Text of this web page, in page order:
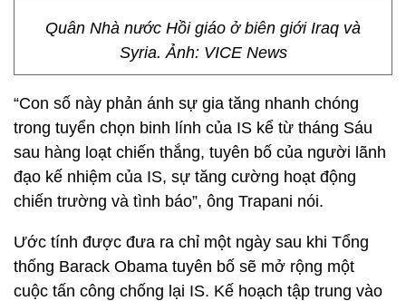
Quân Nhà nước Hồi giáo ở biên giới Iraq và
Syria. Ảnh: VICE News
“Con số này phản ánh sự gia tăng nhanh chóng
trong tuyển chọn binh lính của IS kể từ tháng Sáu
sau hàng loạt chiến thắng, tuyên bố của người lãnh
đạo kế nhiệm của IS, sự tăng cường hoạt động
chiến trường và tình báo”, ông Trapani nói.
Ước tính được đưa ra chỉ một ngày sau khi Tổng
thống Barack Obama tuyên bố sẽ mở rộng một
cuộc tấn công chống lại IS. Kế hoạch tập trung vào